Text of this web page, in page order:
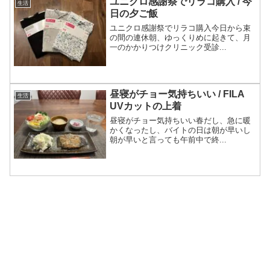
生活
日の夕ご飯
ユニクロ感謝祭でリラコ購入今日から束
の間の連休朝、ゆっくりめに起きて、月
一のかかりつけクリニック受診...
生活
昼寝がチョー気持ちいい / FILA
UVカットの上着
昼寝がチョー気持ちいい春だし、急に暖
かくなったし、バイトの日は朝が早いし
朝が早いと言っても午前中で終...